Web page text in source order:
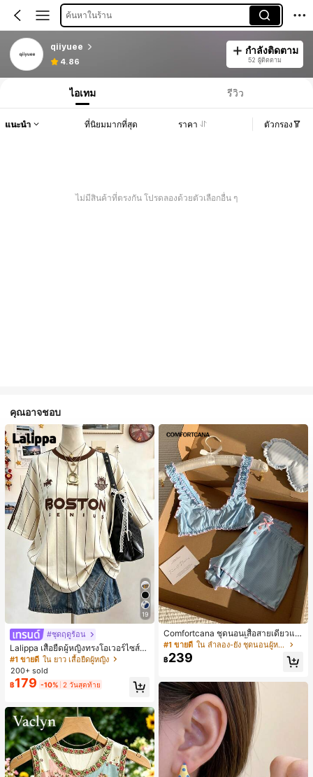
ค้นหาในร้าน
qiiyuee
4.86
กำลังติดตาม
52 ผู้ติดตาม
ไอเทม รีวิว
แนะนำ ที่นิยมมากที่สุด ราคา ตัวกรอง
ไม่มีสินค้าที่ตรงกัน โปรดลองด้วยตัวเลือกอื่น ๆ
คุณอาจชอบ
19
#ชุดฤดูร้อน
Lalippa เสื้อยืดผู้หญิงทรงโอเวอร์ไซส์ค
วามยาวกลาง คอกลม ไหล่ตก ลายพิมพ์
ตัวอักษรและลายทางแนวตั้ง สไตล์แฟชั่
นมินิมอล ของขวัญให้เพื่อน
#1 ขายดี ใน ยาว เสื้อยืดผู้หญิง
200+ sold
฿179 -10% 2 วันสุดท้าย
Comfortcana ชุดนอนเสื้อสายเดี่ยวแต่
งระบายและกางเกงขาสั้นสำหรับผู้หญิง
#1 ขายดี ใน ลำลอง-ยัง ชุดนอนผู้หญิง
฿239